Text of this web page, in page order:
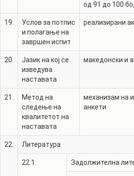
од 91 до 100
19.
Услов за потпис
и полагање на
завршен испит
реализирани
20.
Јазик на кој се
изведува
наставата
македонски и
21.
Метод на
следење на
квалитетот на
наставата
механизам на
анкети
22. Литература
22.1. Задолжителна